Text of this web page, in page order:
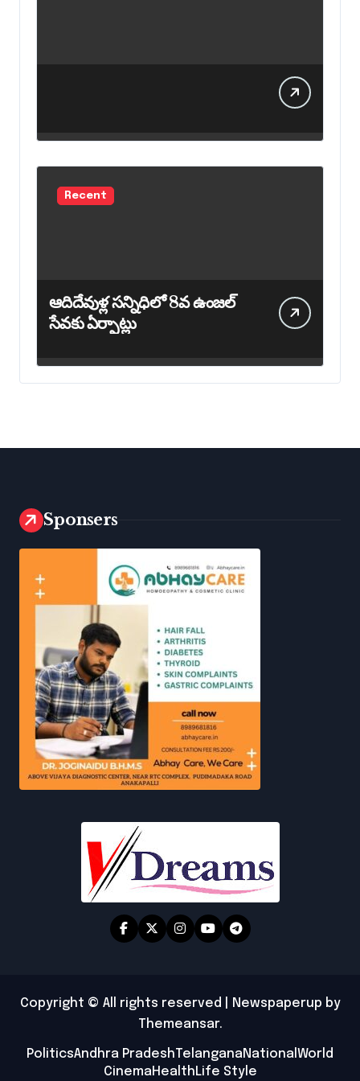
Recent
ఆదిదేవుళ్ల సన్నిధిలో 8వ ఉంజల్
సేవకు ఏర్పాట్లు
Sponsers
Copyright © All rights reserved Newspaperup by
Themeansar.
PoliticsAndhra PradeshTelanganaNational World
CinemaHealthLife Style